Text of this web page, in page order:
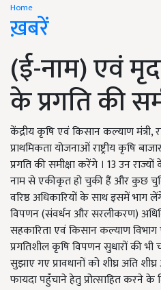
Home
ख़बरें
(ई-नाम) एवं
के प्रगति की
केंद्रीय कृषि एवं किसान कल्याण मंत्री,
प्राथमिकता योजनाओं राष्ट्रीय कृषि
प्रगति की समीक्षा करेंगे । 13 उन
नाम से एकीकृत हो चुकी हैं और कुछ
वरिष्ठ अधिकारियों के साथ इसमें भाग
विपणन (संवर्धन और सरलीकरण)
सहकारिता एवं किसान कल्याण विभाग
प्रगतिशील कृषि विपणन सुधारों की
सुझाए गए प्रावधानों को शीघ्र अति
फायदा पहुँचाने हेतु प्रोत्साहित करने के